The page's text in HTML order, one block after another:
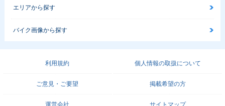
エリアから探す
バイク画像から探す
利用規約 個人情報の取扱について
ご意見・ご要望 掲載希望の方